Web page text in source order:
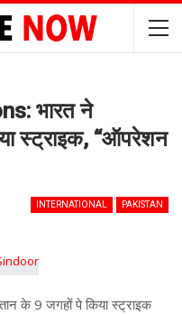
भारत ने
स्ट्राइक, “ऑपरेशन
INTERNATIONAL PAKISTAN
के 9 जगहों पे किया स्ट्राइक